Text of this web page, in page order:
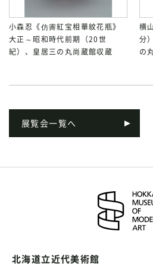
小森忍《仿霽紅宝相華紋花瓶》
大正～昭和時代前期（20世
紀）、皇居三の丸尚蔵館収蔵
横
分
の
展覧会一覧へ
北海道立近代美術館